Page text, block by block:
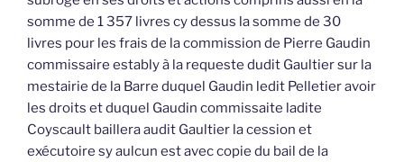
somme de 1 357 livres cy dessus la somme de 30
livres pour les frais de la commission de Pierre Gaudin
commissaire estably à la requeste dudit Gaultier sur la
mestairie de la Barre duquel Gaudin ledit Pelletier avoir
les droits et duquel Gaudin commissaite ladite
Coyscault baillera audit Gaultier la cession et
exécutoire sy aulcun est avec copie du bail de la